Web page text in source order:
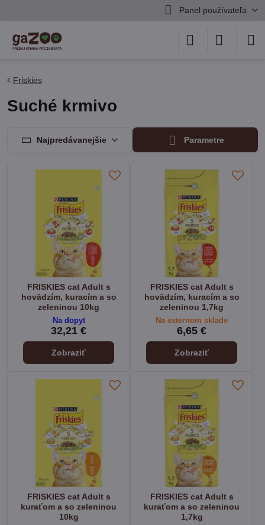
Panel používateľa
Friskies
Suché krmivo
Najpredávanejšie Parametre
FRISKIES cat Adult s
hovädzím, kuracím a so
zeleninou 10kg
Na dopyt
32,21 €
Zobraziť
FRISKIES cat Adult s
hovädzím, kuracím a so
zeleninou 1,7kg
Na externom sklade
6,65 €
Zobraziť
FRISKIES cat Adult s
kuraťom a so zeleninou
10kg
FRISKIES cat Adult s
kuraťom a so zeleninou
1,7kg